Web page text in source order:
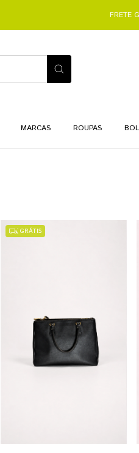
FRETE
MARCAS ROUPAS
GRÁTIS